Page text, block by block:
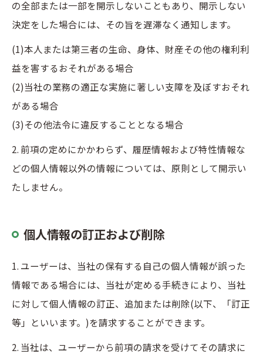
の全部または一部を開示しないこともあり、開示しない
決定をした場合には、その旨を遅滞なく通知します。
(1)本人または第三者の生命、身体、財産その他の権利利
益を害するおそれがある場合
(2)当社の業務の適正な実施に著しい支障を及ぼすおそれ
がある場合
(3)その他法令に違反することとなる場合
2. 前項の定めにかかわらず、履歴情報および特性情報な
どの個人情報以外の情報については、原則として開示い
たしません。
個人情報の訂正および削除
1. ユーザーは、当社の保有する自己の個人情報が誤った
情報である場合には、当社が定める手続きにより、当社
に対して個人情報の訂正、追加または削除(以下、「訂正
等」といいます。)を請求することができます。
2. 当社は、ユーザーから前項の請求を受けてその請求に